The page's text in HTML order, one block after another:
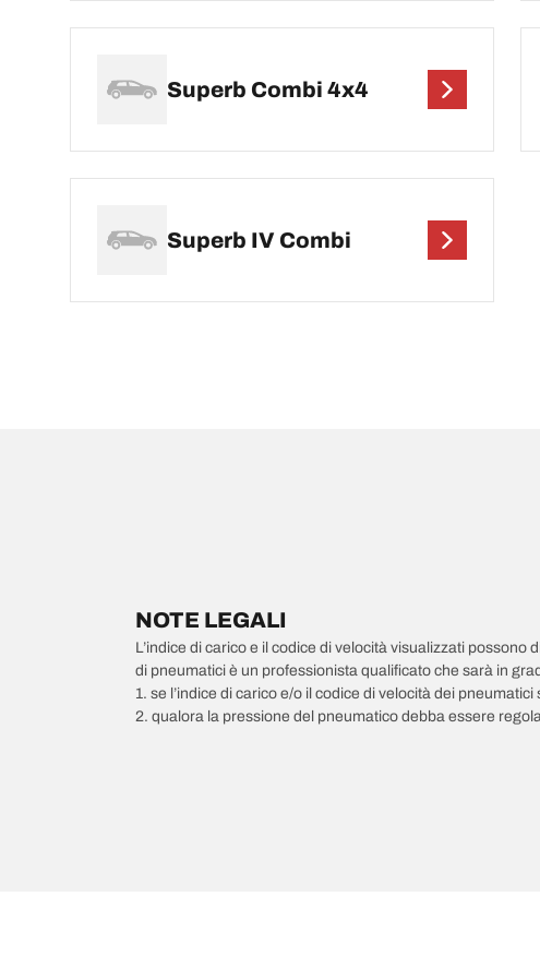
Superb Combi 4x4
Superb IV Combi
NOTE LEGALI
L’indice di carico e il codice di velocità visualizzati
di pneumatici è un professionista qualificato che sarà in
1. se l’indice di carico e/o il codice di velocità dei
2. qualora la pressione del pneumatico debba essere